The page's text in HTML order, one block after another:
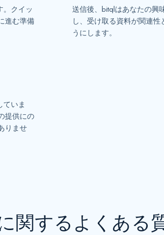
。クイッ
進む準備
送信後、bitqlはあなたの興
し、受け取る資料が関連
うにします。
いま
提供にの
りませ
関するよくある